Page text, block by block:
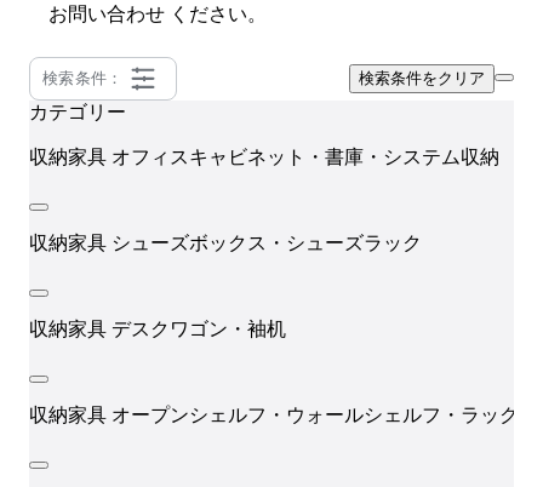
お問い合わせ ください。
検索条件： 検索条件をクリア
カテゴリー
収納家具 オフィスキャビネット・書庫・システム収納
収納家具 シューズボックス・シューズラック
収納家具 デスクワゴン・袖机
収納家具 オープンシェルフ・ウォールシェルフ・ラック